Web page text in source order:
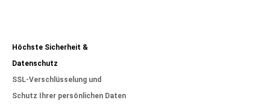
Höchste Sicherheit &
Datenschutz
SSL-Verschlüsselung und
Schutz Ihrer persönlichen Daten